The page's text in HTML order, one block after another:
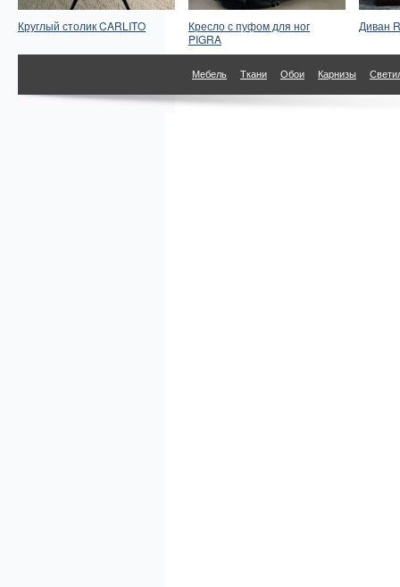
Круглый столик CARLITO
Кресло с пуфом для ног
PIGRA
Диван
Мебель Ткани Обои Карнизы